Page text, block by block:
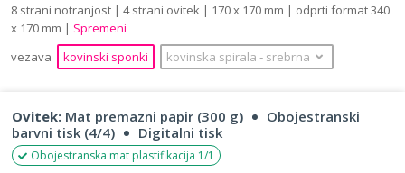
Išči
8 strani notranjost | 4 strani ovitek | 170 x 170 mm | odprti format 340
x 170 mm | Spremeni
vezava
kovinski sponki kovinska spirala ‐ srebrna
Ovitek: Mat premazni papir (300 g)
Obojestranski
barvni tisk (4/4)
Digitalni tisk
Obojestranska mat plastifikacija 1/1